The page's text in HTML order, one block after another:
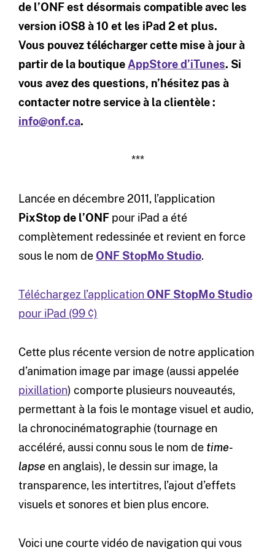
de l’ONF est désormais compatible avec les
version iOS8 à 10 et les iPad 2 et plus.
Vous pouvez télécharger cette mise à jour à
partir de la boutiqueAppStore d’iTunes. Si
vous avez des questions, n’hésitez pas à
contacter notre service à la clientèle :
info@onf.ca.
***
Lancée en décembre 2011, l’application
PixStop de l’ONFpour iPad a été
complètement redessinée et revient en force
sous le nom de ONF StopMo Studio.
Téléchargez l’application ONF StopMo Studio
pour iPad (99 ¢)
Cette plus récente version de notre application
d’animation image par image (aussi appelée
pixillation) comporte plusieurs nouveautés,
permettant à la fois le montage visuel et audio,
la chronocinématographie (tournage en
accéléré, aussi connu sous le nom detime-
lapse en anglais), le dessin sur image, la
transparence, les intertitres, l’ajout d’effets
visuels et sonores et bien plus encore.
Voici une courte vidéo de navigation qui vous